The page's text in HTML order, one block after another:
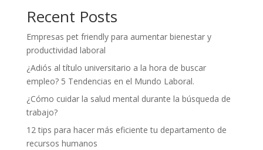
Recent Posts
Empresas pet friendly para aumentar bienestar y
productividad laboral
¿Adiós al título universitario a la hora de buscar
empleo? 5 Tendencias en el Mundo Laboral.
¿Cómo cuidar la salud mental durante la búsqueda de
trabajo?
12 tips para hacer más eficiente tu departamento de
recursos humanos